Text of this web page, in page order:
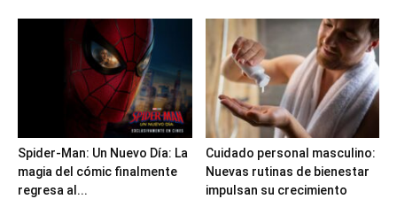
Spider-Man: Un Nuevo Día: La
magia del cómic finalmente
regresa al...
Cuidado personal masculino:
Nuevas rutinas de bienestar
impulsan su crecimiento